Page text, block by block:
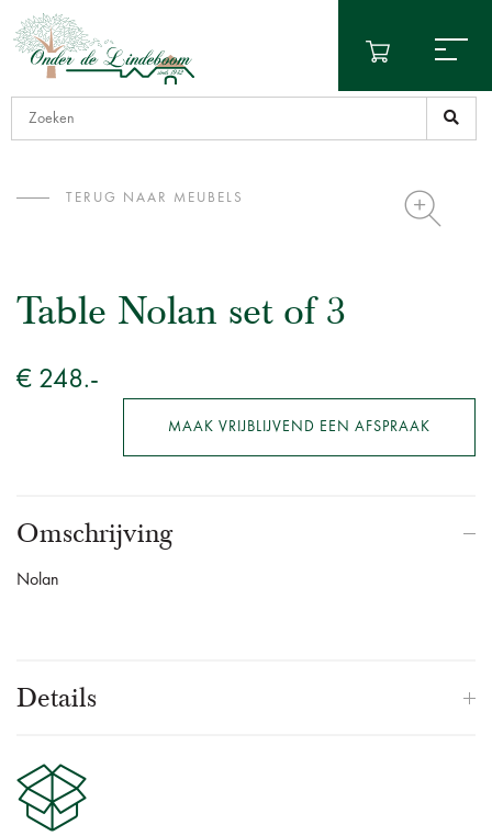
TERUG NAAR MEUBELS
Table Nolan set of 3
€ 248.-
MAAK VRIJBLIJVEND EEN AFSPRAAK
Omschrijving
Nolan
Details